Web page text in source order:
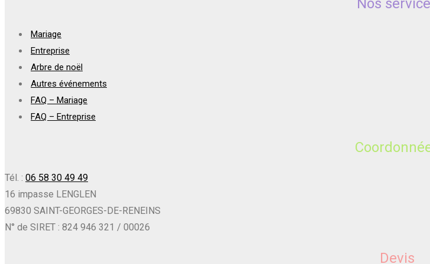
Nos
Mariage
Entreprise
Arbre de noël
Autres événements
FAQ – Mariage
FAQ – Entreprise
Tél. : 06 58 30 49 49
16 impasse LENGLEN
69830 SAINT-GEORGES-DE-RENEINS
N° de SIRET : 824 946 321 / 00026
Devis